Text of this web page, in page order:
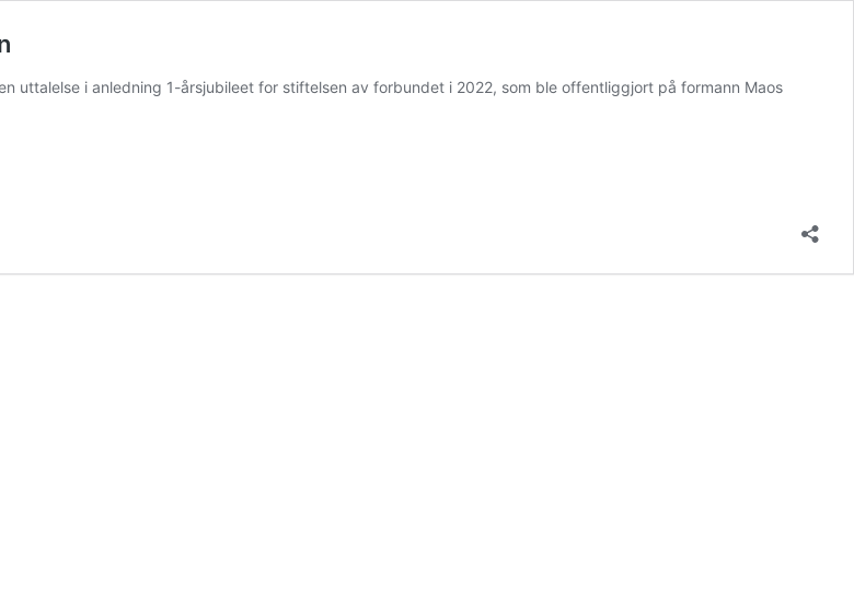
uttalelse i anledning 1-årsjubileet for stiftelsen av forbundet i 2022, som ble offentliggjort på formann Maos